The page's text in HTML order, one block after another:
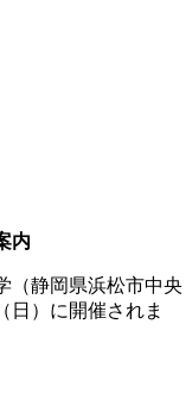
内
（静岡県浜松市中央
日）に開催されま